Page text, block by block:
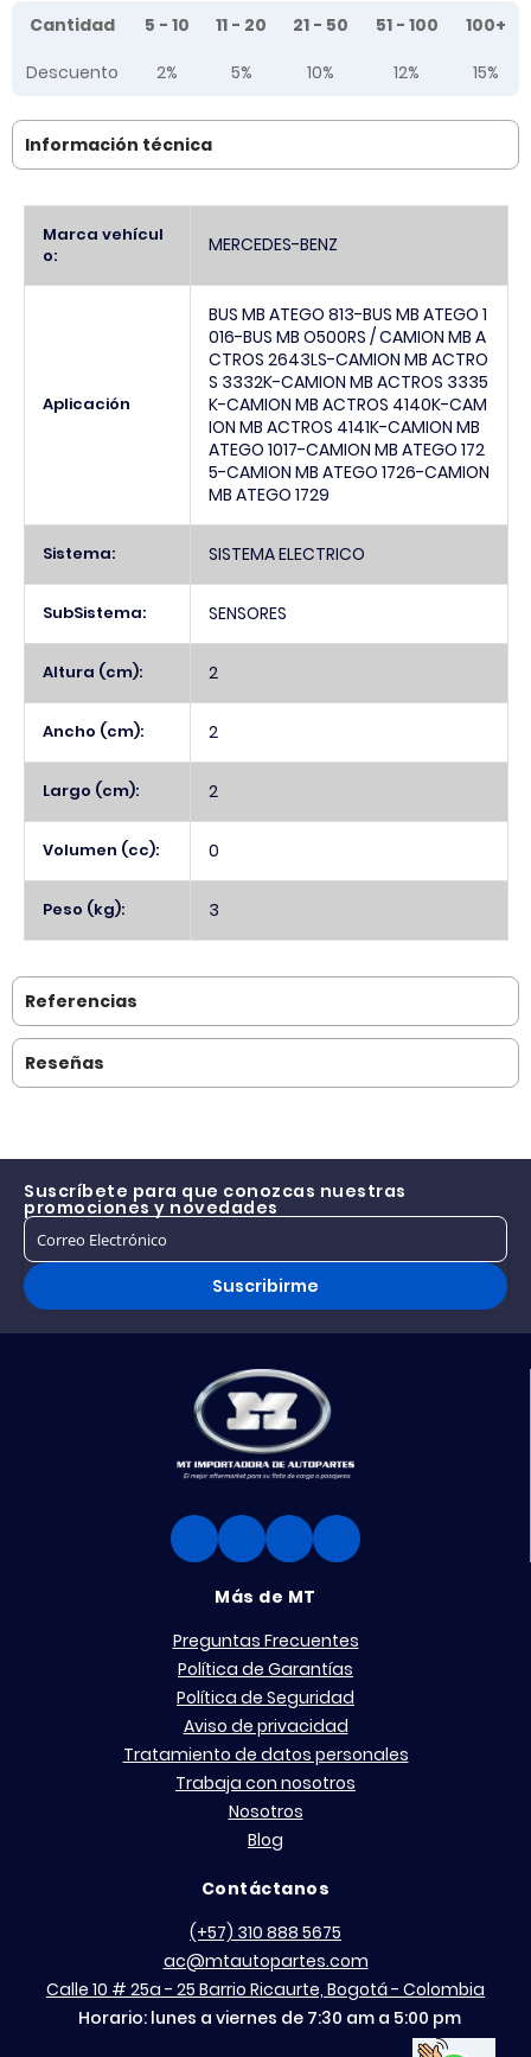
Tier prices table
Cantidad 5 - 10 11 - 20 21 - 50 51 - 100
100+
Descuento
2% 5% 10% 12% 15%
Información técnica
Información
Marca vehícul
o:
MERCEDES-BENZ
Aplicación
BUS MB ATEGO 813-BUS MB ATEGO 1
016-BUS MB O500RS / CAMION MB A
CTROS 2643LS-CAMION MB ACTRO
S 3332K-CAMION MB ACTROS 3335
K-CAMION MB ACTROS 4140K-CAM
ION MB ACTROS 4141K-CAMION MB
ATEGO 1017-CAMION MB ATEGO 172
5-CAMION MB ATEGO 1726-CAMION
MB ATEGO 1729
Sistema: SISTEMA ELECTRICO
SubSistema: SENSORES
Altura (cm): 2
Ancho (cm): 2
Largo (cm): 2
Volumen (cc): 0
Peso (kg): 3
Referencias
Reseñas
Suscríbete para que conozcas nuestras
promociones y novedades
Suscribirme
Más de MT
Preguntas Frecuentes
Política de Garantías
Política de Seguridad
Aviso de privacidad
Tratamiento de datos personales
Trabaja con nosotros
Nosotros
Blog
Contáctanos
(+57) 310 888 5675
ac@mtautopartes.com
Calle 10 # 25a - 25 Barrio Ricaurte, Bogotá - Colombia
Horario: lunes a viernes de 7:30 am a 5:00 pm